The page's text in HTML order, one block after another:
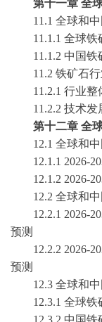
第十一章 全
11.1 全球和中
11.1.1 全球铁
11.1.2 中国铁
11.2 铁矿石
11.2.1 行业
11.2.2 技术发
第十二章 全
12.1 全球和中
12.1.1 2026-
12.1.2 2026-
12.2 全球和中
12.2.1 2026-
预测
12.2.2 2026-
预测
12.3 全球和中
12.3.1 全球铁